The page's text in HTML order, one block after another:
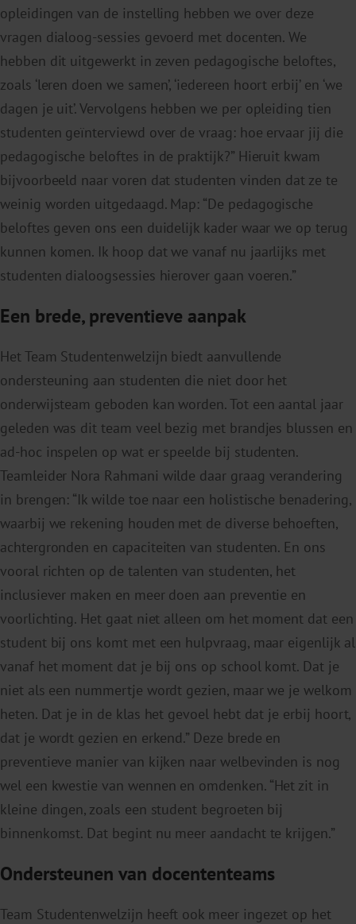
opleidingen van de instelling hebben we over deze
vragen dialoog-sessies gevoerd met docenten. We
hebben dit uitgewerkt in zeven pedagogische beloftes,
zoals ‘leren doen we samen’, ‘iedereen hoort erbij’ en ‘we
dagen je uit’. Vervolgens hebben we per opleiding tien
studenten geïnterviewd over de vraag: hoe ervaar jij die
pedagogische beloftes in de praktijk?” Hieruit kwam
bijvoorbeeld naar voren dat studenten vinden dat ze te
weinig worden uitgedaagd. Map: “De pedagogische
beloftes geven ons een duidelijk kader waar we op terug
kunnen komen. Ik hoop dat we vanaf nu jaarlijks met
studenten dialoogsessies hierover gaan voeren.”
Een brede, preventieve aanpak
Het Team Studentenwelzijn biedt aanvullende
ondersteuning aan studenten die niet door het
onderwijsteam geboden kan worden. Tot een aantal jaar
geleden was dit team veel bezig met brandjes blussen en
ad-hoc inspelen op wat er speelde bij studenten.
Teamleider Nora Rahmani wilde daar graag verandering
in brengen: “Ik wilde toe naar een holistische benadering,
waarbij we rekening houden met de diverse behoeften,
achtergronden en capaciteiten van studenten. En ons
vooral richten op de talenten van studenten, het
inclusiever maken en meer doen aan preventie en
voorlichting. Het gaat niet alleen om het moment dat een
student bij ons komt met een hulpvraag, maar eigenlijk al
vanaf het moment dat je bij ons op school komt. Dat je
niet als een nummertje wordt gezien, maar we je welkom
heten. Dat je in de klas het gevoel hebt dat je erbij hoort,
dat je wordt gezien en erkend.” Deze brede en
preventieve manier van kijken naar welbevinden is nog
wel een kwestie van wennen en omdenken. “Het zit in
kleine dingen, zoals een student begroeten bij
binnenkomst. Dat begint nu meer aandacht te krijgen.”
Ondersteunen van docententeams
Team Studentenwelzijn heeft ook meer ingezet op het